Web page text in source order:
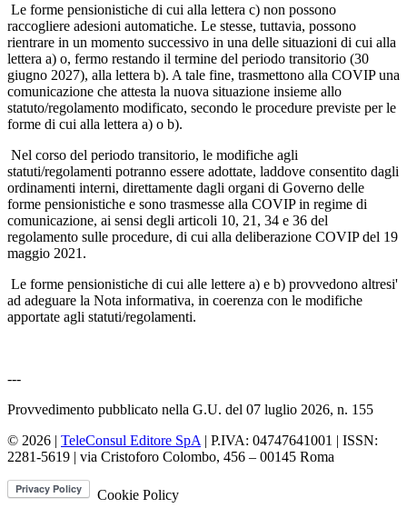
Le forme pensionistiche di cui alla lettera c) non possono
raccogliere adesioni automatiche. Le stesse, tuttavia, possono
rientrare in un momento successivo in una delle situazioni di cui alla
lettera a) o, fermo restando il termine del periodo transitorio (30
giugno 2027), alla lettera b). A tale fine, trasmettono alla COVIP una
comunicazione che attesta la nuova situazione insieme allo
statuto/regolamento modificato, secondo le procedure previste per le
forme di cui alla lettera a) o b).
Nel corso del periodo transitorio, le modifiche agli
statuti/regolamenti potranno essere adottate, laddove consentito dagli
ordinamenti interni, direttamente dagli organi di Governo delle
forme pensionistiche e sono trasmesse alla COVIP in regime di
comunicazione, ai sensi degli articoli 10, 21, 34 e 36 del
regolamento sulle procedure, di cui alla deliberazione COVIP del 19
maggio 2021.
Le forme pensionistiche di cui alle lettere a) e b) provvedono altresi'
ad adeguare la Nota informativa, in coerenza con le modifiche
apportate agli statuti/regolamenti.
---
Provvedimento pubblicato nella G.U. del 07 luglio 2026, n. 155
© 2026 | TeleConsul Editore SpA | P.IVA: 04747641001 | ISSN:
2281-5619 | via Cristoforo Colombo, 456 – 00145 Roma
Cookie Policy